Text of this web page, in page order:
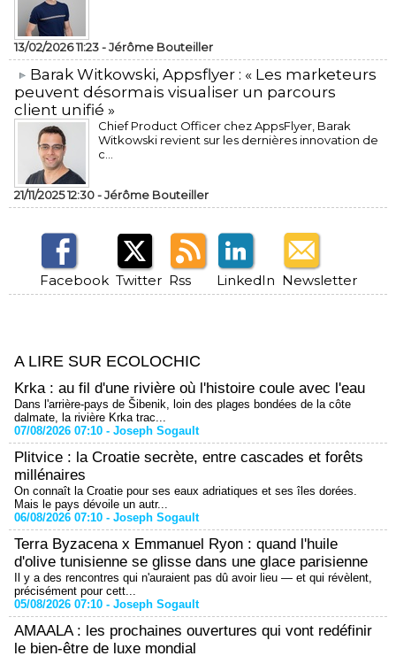
13/02/2026 11:23 -Jérôme Bouteiller
​Barak Witkowski, Appsflyer : « Les marketeurs
peuvent désormais visualiser un parcours
client unifié »
Chief Product Officer chez AppsFlyer, ​Barak
Witkowski revient sur les dernières innovation de
c...
21/11/2025 12:30 -Jérôme Bouteiller
Facebook Twitter Rss LinkedIn Newsletter
A LIRE SUR ECOLOCHIC
Krka : au fil d'une rivière où l'histoire coule avec l'eau
Dans l'arrière-pays de Šibenik, loin des plages bondées de la côte
dalmate, la rivière Krka trac...
07/08/2026 07:10 - Joseph Sogault
Plitvice : la Croatie secrète, entre cascades et forêts
millénaires
On connaît la Croatie pour ses eaux adriatiques et ses îles dorées.
Mais le pays dévoile un autr...
06/08/2026 07:10 - Joseph Sogault
Terra Byzacena x Emmanuel Ryon : quand l'huile
d'olive tunisienne se glisse dans une glace parisienne
Il y a des rencontres qui n'auraient pas dû avoir lieu — et qui révèlent,
précisément pour cett...
05/08/2026 07:10 - Joseph Sogault
AMAALA : les prochaines ouvertures qui vont redéfinir
le bien-être de luxe mondial